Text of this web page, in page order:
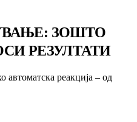
ЗОШТО
РЕЗУЛТАТИ
автоматска реакција – од